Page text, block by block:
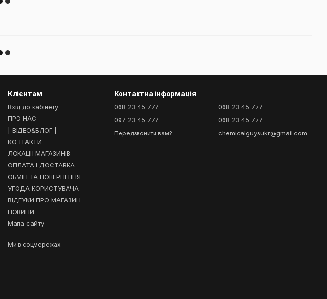
Клієнтам
Вхід до кабінету
ПРО НАС
| ВІДЕО&БЛОГ |
КОНТАКТИ
ЛОКАЦІЇ МАГАЗИНІВ
ОПЛАТА І ДОСТАВКА
ОБМІН ТА ПОВЕРНЕННЯ
УГОДА КОРИСТУВАЧА
ВІДГУКИ ПРО МАГАЗИН
НОВИНИ
Мапа сайту
Ми в соцмережах
Контактна інформація
068 23 45 777
097 23 45 777
Передзвонити вам?
068 23 45 777
068 23 45 777
chemicalguysukr@gmail.com